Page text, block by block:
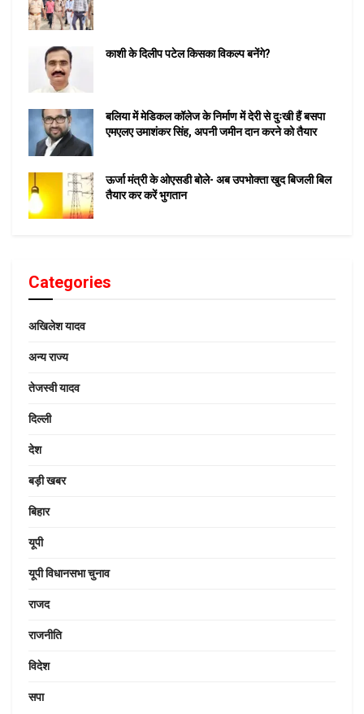
काशी के दिलीप पटेल किसका विकल्प बनेंगे?
बलिया में मेडिकल कॉलेज के निर्माण में देरी से दुःखी हैं बसपा
एमएलए उमाशंकर सिंह, अपनी जमीन दान करने को तैयार
ऊर्जा मंत्री के ओएसडी बोले- अब उपभोक्ता खुद बिजली बिल
तैयार कर करें भुगतान
Categories
अखिलेश यादव
अन्य राज्य
तेजस्वी यादव
दिल्ली
देश
बड़ी खबर
बिहार
यूपी
यूपी विधानसभा चुनाव
राजद
राजनीति
विदेश
सपा